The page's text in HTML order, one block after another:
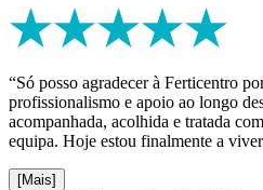
“Só posso agradecer à Ferticentro
profissionalismo e apoio ao longo
acompanhada, acolhida e tratada
equipa. Hoje estou finalmente a
[Mais]